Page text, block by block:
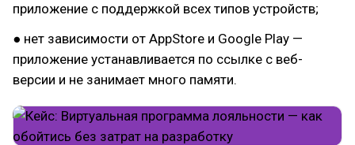
приложение с поддержкой всех типов устройств;
● нет зависимости от AppStore и Google Play —
приложение устанавливается по ссылке с веб-
версии и не занимает много памяти.